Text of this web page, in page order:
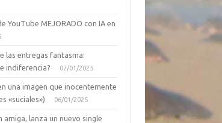
YouTube MEJORADO con IA en
las entregas fantasma:
indiferencia?
07/01/2025
una imagen que inocentemente
«suciales»)
06/01/2025
amiga, lanza un nuevo single